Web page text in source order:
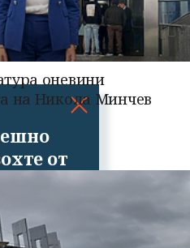
от
си!
оневини
на Никола Минчев